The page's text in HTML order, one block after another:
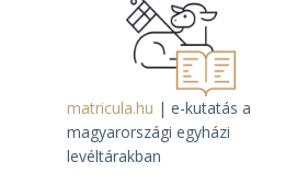
matricula.hu | e-kutatás a
magyarországi egyházi
levéltárakban